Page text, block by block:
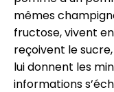
mêmes
fructose, vivent
reçoivent le
lui donnent les
informations